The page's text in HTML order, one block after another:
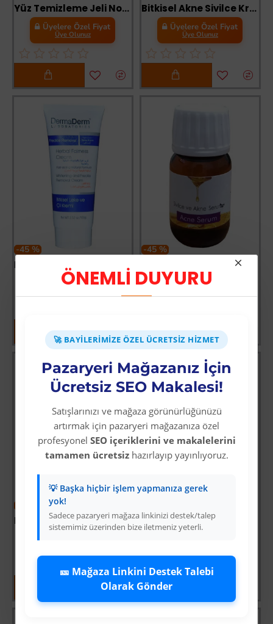
ÖNEMLİ DUYURU
🚀 BAYILERIMIZE ÖZEL ÜCRETSIZ HIZMET
Pazaryeri Mağazanız İçin
Ücretsiz SEO Makalesi!
Satışlarınızı ve mağaza görünürlüğünüzü
artırmak için pazaryeri mağazanıza özel
profesyonel SEO içeriklerini ve makalelerini
tamamen ücretsizhazırlayıp yayınlıyoruz.
💡 Başka hiçbir işlem yapmanıza gerek
yok!
Sadece pazaryeri mağaza linkinizi destek/talep
sistemimiz üzerinden bize iletmeniz yeterli.
🎫 Mağaza Linkini Destek Talebi
Olarak Gönder
Yüz Temizleme Jeli Normal ve Karma Ciltler 100 ML
Üyelere Özel Fiyat
Üye Olunuz
Bitkisel Akne Sivilce Kremi 100 Gr
Üyelere Özel Fiyat
Üye Olunuz
-45 %
Üyelere Özel Fiyat
-45 %
Üyelere Özel Fiyat
Kantaron Özlü Krem Hemorodin St.Jhons Wort Cream 100 ML